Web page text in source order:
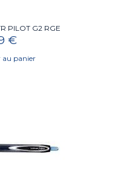
PILOT G2 RGE
€
au panier